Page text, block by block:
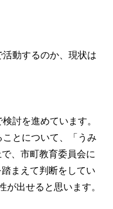
動するのか、現状は
討を進めています。
とについて、「うみ
、市町教育委員会に
まえて判断をしてい
が出せると思います。